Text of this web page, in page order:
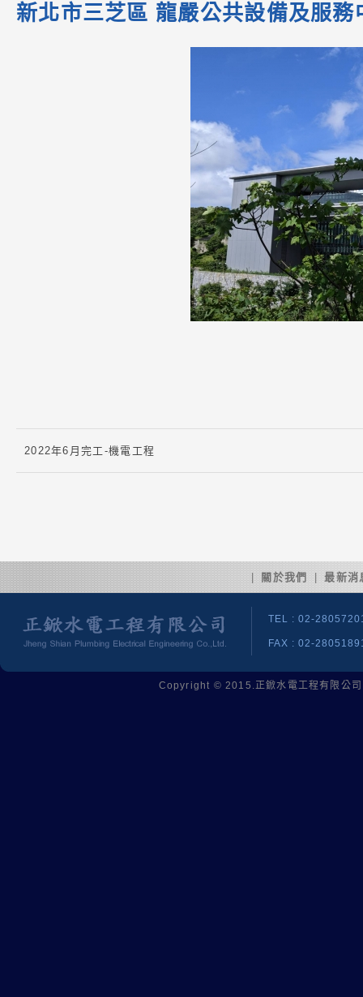
新北市三芝區 龍嚴公共設備及服務
2022年6月完工-機電工程
關於我們 |最新消
TEL : 02-
FAX : 02-
Copyright © 2015.正鍁水電工程有限公司